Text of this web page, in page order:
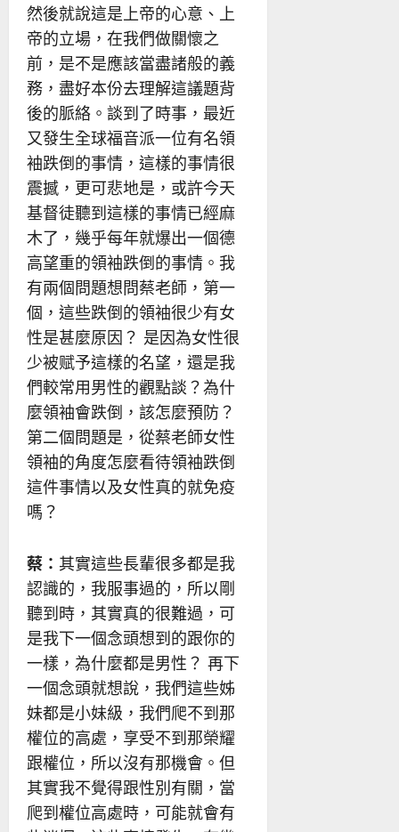
然後就說這是上帝的心意、上
帝的立場，在我們做關懷之
前，是不是應該當盡諸般的義
務，盡好本份去理解這議題背
後的脈絡。談到了時事，最近
又發生全球福音派一位有名領
袖跌倒的事情，這樣的事情很
震撼，更可悲地是，或許今天
基督徒聽到這樣的事情已經麻
木了，幾乎每年就爆出一個德
高望重的領袖跌倒的事情。我
有兩個問題想問蔡老師，第一
個，這些跌倒的領袖很少有女
性是甚麼原因？ 是因為女性很
少被赋予這樣的名望，還是我
們較常用男性的觀點談？為什
麼領袖會跌倒，該怎麼預防？
第二個問題是，從蔡老師女性
領袖的角度怎麼看待領袖跌倒
這件事情以及女性真的就免疫
嗎？
蔡： 其實這些長輩很多都是我
認識的，我服事過的，所以剛
聽到時，其實真的很難過，可
是我下一個念頭想到的跟你的
一樣，為什麼都是男性？ 再下
一個念頭就想說，我們這些姊
妹都是小妹級，我們爬不到那
權位的高處，享受不到那榮耀
跟權位，所以沒有那機會。但
其實我不覺得跟性別有關，當
爬到權位高處時，可能就會有